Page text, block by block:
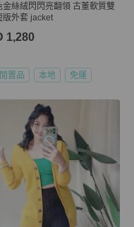
金絲絨閃閃亮翻領 古董軟質雙
版外套 jacket
1,280
置品 本地 免運